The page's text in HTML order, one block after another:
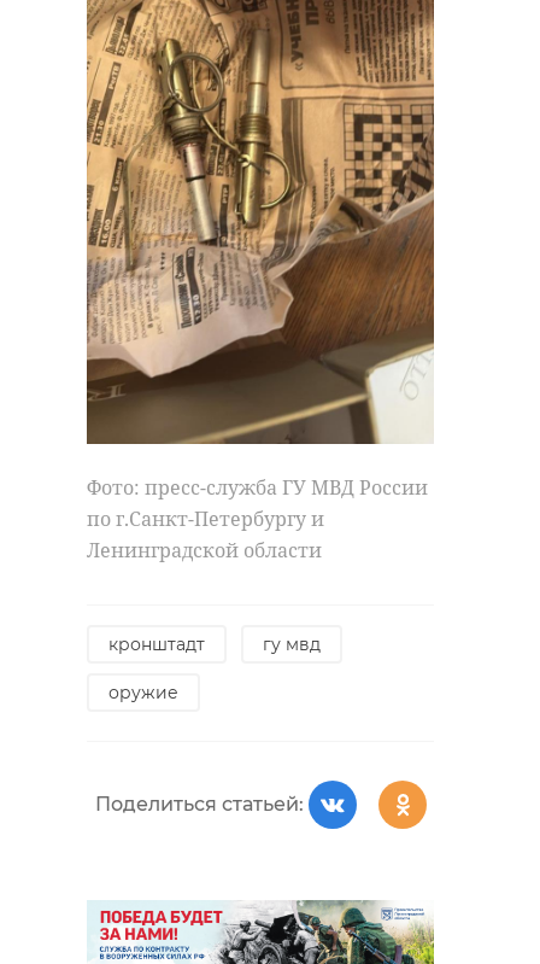
Фото: пресс-служба ГУ МВД России
по г.Санкт-Петербургу и
Ленинградской области
кронштадт гу мвд
оружие
Поделиться статьей: